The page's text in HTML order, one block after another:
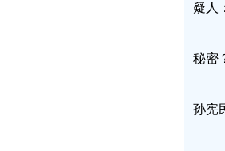
疑人
秘
孙